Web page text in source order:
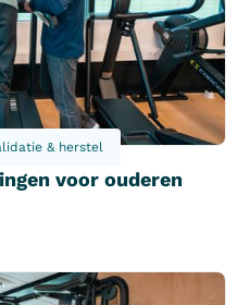
& herstel
voor ouderen